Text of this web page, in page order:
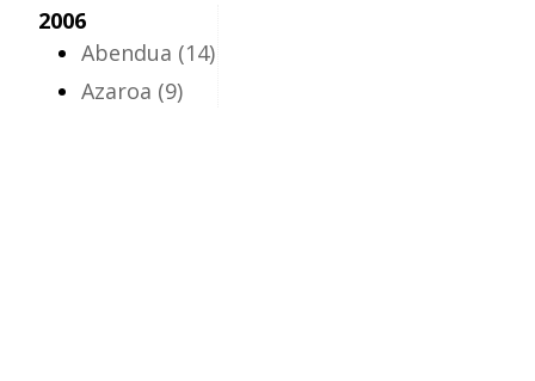
2006
Abendua (14)
Azaroa (9)